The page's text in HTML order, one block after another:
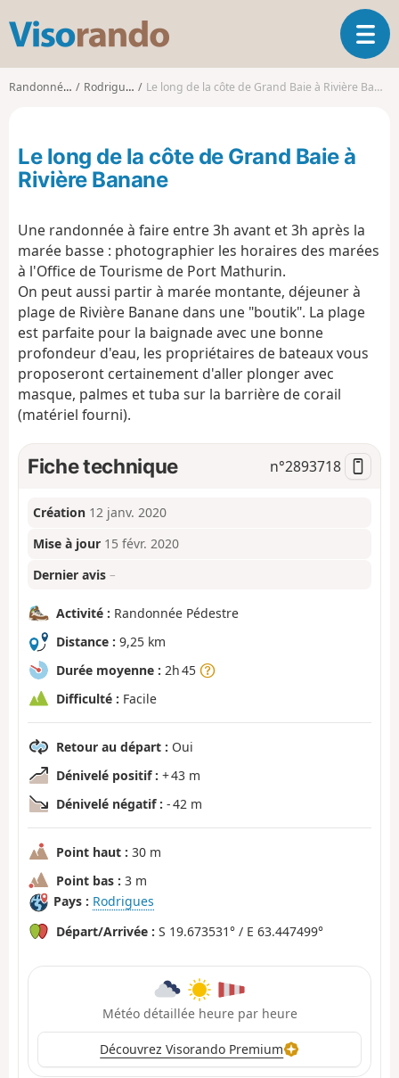
s
o
d
O
u
v
i
n
Randonnées Rodrigues Le long de la côte de Grand Baie à Rivière Banane
Le long de la côte de Grand Baie à
Rivière Banane
Une randonnée à faire entre 3h avant et 3h après la
marée basse : photographier les horaires des marées
à l'Office de Tourisme de Port Mathurin.
On peut aussi partir à marée montante, déjeuner à
plage de Rivière Banane dans une "boutik". La plage
est parfaite pour la baignade avec une bonne
profondeur d'eau, les propriétaires de bateaux vous
proposeront certainement d'aller plonger avec
masque, palmes et tuba sur la barrière de corail
(matériel fourni).
Fiche technique n°2893718
Création 12 janv. 2020
Mise à jour 15 févr. 2020
Dernier avis –
Activité : Randonnée Pédestre
Distance : 9,25 km
Durée moyenne : 2h 45
Difficulté : Facile
Retour au départ : Oui
Dénivelé positif : + 43 m
Dénivelé négatif : - 42 m
Point haut : 30 m
Point bas : 3 m
Pays : Rodrigues
Départ/Arrivée : S 19.673531° / E 63.447499°
Météo détaillée heure par heure
Découvrez Visorando Premium